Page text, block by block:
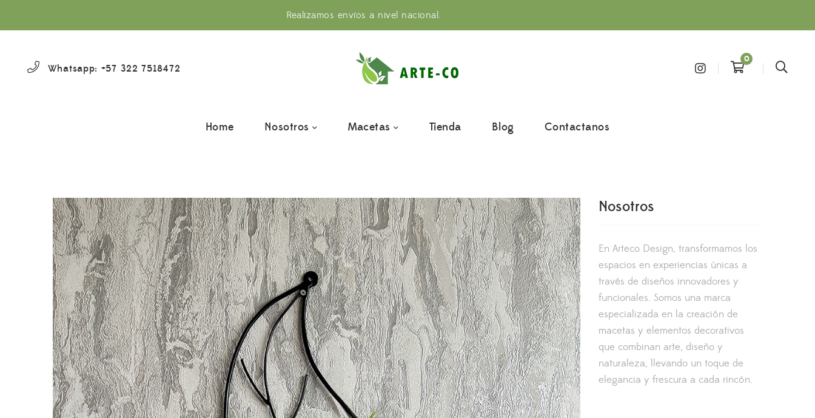
Realizamos envíos a nivel nacional.
Whatsapp: +57 322 7518472
0
Home Nosotros Macetas Tienda Blog Contactanos
Nosotros
En Arteco Design, transformamos los
espacios en experiencias únicas a
través de diseños innovadores y
funcionales. Somos una marca
especializada en la creación de
macetas y elementos decorativos
que combinan arte, diseño y
naturaleza, llevando un toque de
elegancia y frescura a cada rincón.